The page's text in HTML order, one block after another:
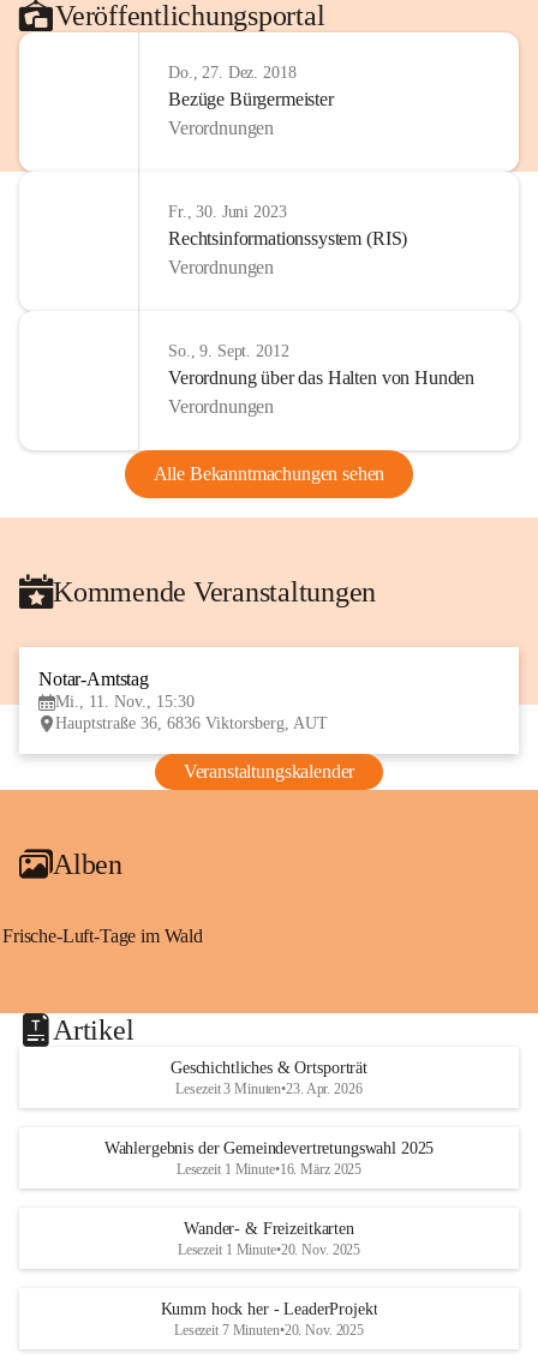
Veröffentlichungsportal
Do., 27. Dez. 2018
Bezüge Bürgermeister
Verordnungen
Fr., 30. Juni 2023
Rechtsinformationssystem (RIS)
Verordnungen
So., 9. Sept. 2012
Verordnung über das Halten von Hunden
Verordnungen
Alle Bekanntmachungen sehen
Kommende Veranstaltungen
Notar-Amtstag
Mi., 11. Nov., 15:30
Hauptstraße 36, 6836 Viktorsberg, AUT
Veranstaltungskalender
Alben
Frische-Luft-Tage im Wald
Artikel
Geschichtliches & Ortsporträt
Lesezeit 3 Minuten•23. Apr. 2026
Wahlergebnis der Gemeindevertretungswahl 2025
Lesezeit 1 Minute•16. März 2025
Wander- & Freizeitkarten
Lesezeit 1 Minute•20. Nov. 2025
Kumm hock her - LeaderProjekt
Lesezeit 7 Minuten•20. Nov. 2025